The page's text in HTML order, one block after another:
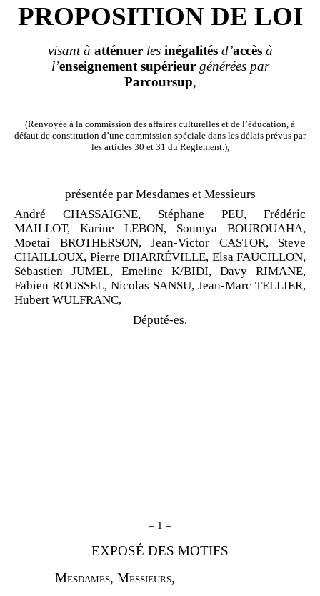
PROPOSITION DE LOI
visant à atténuerles inégalitésd’accèsà
l’enseignement supérieurgénérées par
Parcoursup,
(Renvoyée à la commission des affaires culturelles et de l’éducation, à
défaut de constitution d’une commission spéciale dans les délais prévus par
les articles 30 et 31 du Règlement.),
présentée par Mesdames et Messieurs
André CHASSAIGNE, Stéphane PEU, Frédéric
MAILLOT, Karine LEBON, Soumya BOUROUAHA,
Moetai BROTHERSON, Jean‑Victor CASTOR, Steve
CHAILLOUX, Pierre DHARRÉVILLE, Elsa FAUCILLON,
Sébastien JUMEL, Emeline K/BIDI, Davy RIMANE,
Fabien ROUSSEL, Nicolas SANSU, Jean‑Marc TELLIER,
Hubert WULFRANC,
Député-es.
– 1 –
EXPOSÉ DES MOTIFS
Mesdames, Messieurs,